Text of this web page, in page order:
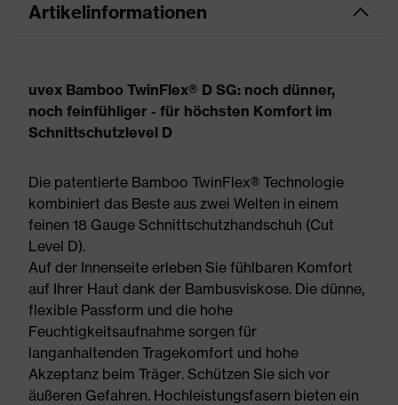
Artikelinformationen
uvex Bamboo TwinFlex® D SG: noch dünner,
noch feinfühliger - für höchsten Komfort im
Schnittschutzlevel D
Die patentierte Bamboo TwinFlex® Technologie
kombiniert das Beste aus zwei Welten in einem
feinen 18 Gauge Schnittschutzhandschuh (Cut
Level D).
Auf der Innenseite erleben Sie fühlbaren Komfort
auf Ihrer Haut dank der Bambusviskose. Die dünne,
flexible Passform und die hohe
Feuchtigkeitsaufnahme sorgen für
langanhaltenden Tragekomfort und hohe
Akzeptanz beim Träger. Schützen Sie sich vor
äußeren Gefahren. Hochleistungsfasern bieten ein